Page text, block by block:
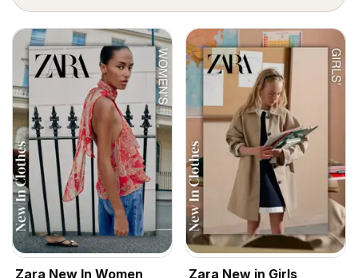
Zara New In Women Zara New in Girls